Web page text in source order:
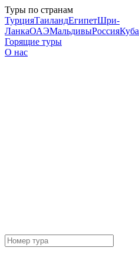
Туры по странам
ТурцияТаиландЕгипетШри-
ЛанкаОАЭМальдивыРоссияКуба
Горящие туры
О нас